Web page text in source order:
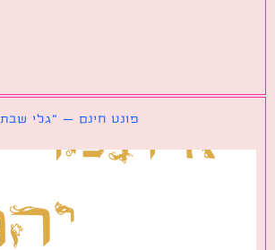
פונט חינם – ״גלי שבת שלום״